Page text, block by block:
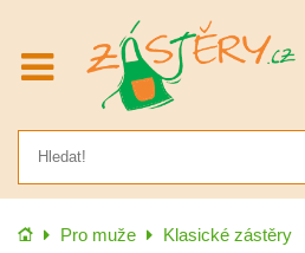
Úvod Pro muže Klasické zástěry